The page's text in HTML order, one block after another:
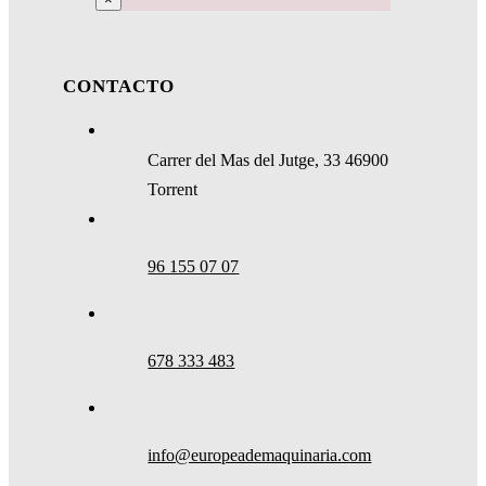
CONTACTO
Carrer del Mas del Jutge, 33 46900
Torrent
96 155 07 07
678 333 483
info@europeademaquinaria.com